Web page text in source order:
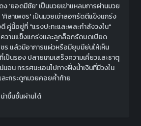
ง ‘ยอดมีชัย' เป็นมวยเข่าแหลมการผ่านมวย
'ศิลาเพชร' เป็นมวยเข่าลอกรัดตีแข็งแกร่ง
คู่นี้อยู่ที่ "แรงปะทะและพละกำลังวงใน"
วามแข็งแกร่งและลูกล็อกรัดบดเบียด
ร แล้วมีอาการแผ่วหรือมียุบมีย่นให้เห็น
เป็นรอง ปลายเกมเสร็จความเคี่ยวและธาตุ
อน ทรรศนะเอนไปทางฝั่งน้ำเงินที่มีวงใน
ะกระดูกมวยคอยค้ำท้าย
าขึ้นชั้นผ่านได้